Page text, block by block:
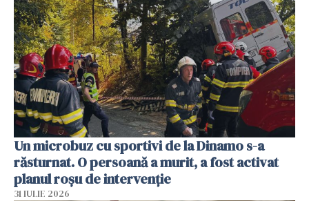
Un microbuz cu sportivi de la Dinamo s-a
răsturnat. O persoană a murit, a fost activat
planul roșu de intervenție
31 IULIE 2026